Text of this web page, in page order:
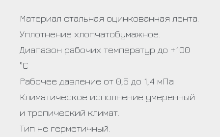
Материал стальная оцинкованная лента.
Уплотнение хлопчатобумажное.
Диапазон рабочих температур до +100
°С
Рабочее давление от 0,5 до 1,4 мПа
Климатическое исполнение умеренный
и тропический климат.
Тип не герметичный.